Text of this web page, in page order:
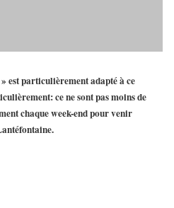
» est particulièrement adapté à ce
ce ne sont pas moins de
chaque week-end pour venir
.